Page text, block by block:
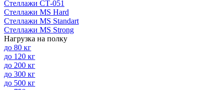
Стеллажи СТ-051
Стеллажи MS Hard
Стеллажи MS Standart
Стеллажи MS Strong
Нагрузка на полку
до 80 кг
до 120 кг
до 200 кг
до 300 кг
до 500 кг